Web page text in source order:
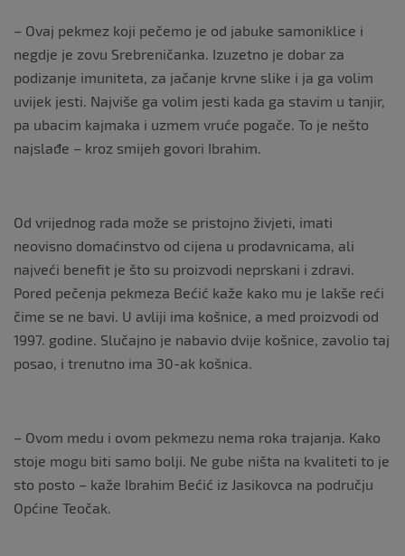
– Ovaj pekmez koji pečemo je od jabuke samoniklice i
negdje je zovu Srebreničanka. Izuzetno je dobar za
podizanje imuniteta, za jačanje krvne slike i ja ga volim
uvijek jesti. Najviše ga volim jesti kada ga stavim u tanjir,
pa ubacim kajmaka i uzmem vruće pogače. To je nešto
najslađe – kroz smijeh govori Ibrahim.
Od vrijednog rada može se pristojno živjeti, imati
neovisno domaćinstvo od cijena u prodavnicama, ali
najveći benefit je što su proizvodi neprskani i zdravi.
Pored pečenja pekmeza Bećić kaže kako mu je lakše reći
čime se ne bavi. U avliji ima košnice, a med proizvodi od
1997. godine. Slučajno je nabavio dvije košnice, zavolio taj
posao, i trenutno ima 30-ak košnica.
– Ovom medu i ovom pekmezu nema roka trajanja. Kako
stoje mogu biti samo bolji. Ne gube ništa na kvaliteti to je
sto posto – kaže Ibrahim Bećić iz Jasikovca na području
Općine Teočak.